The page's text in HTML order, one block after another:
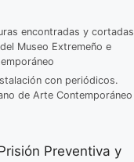
encontradas y cortadas
Museo Extremeño e
con periódicos.
de Arte Contemporáneo
Preventiva y